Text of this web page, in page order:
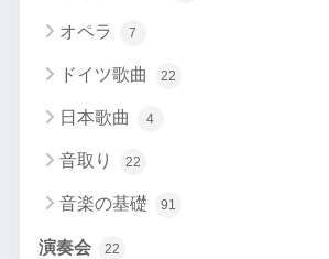
オペラ 7
ドイツ歌曲 22
日本歌曲 4
音取り 22
音楽の基礎 91
演奏会 22